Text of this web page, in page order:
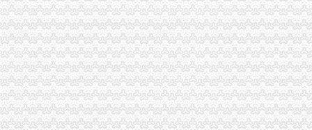
重庆0元注册公司
重庆都尚装修有限公司-土巴兔装修网
【知识产权管理规范】-贯彻企业知识产权管理管规范认定（励补助
重庆免费注册公司
重庆冰盈注册安全工程师事务所有限公司
重庆九龙坡商标注册找哪个公司？_第1页_重庆E线广告设计策划_职场
免费注册公司
徐州专业免费公司注册_徐州商务服务-徐州-苏北信息港
潍坊免费公司注册、潍坊明诚代理记账、潍坊免费公司注册工商代理-